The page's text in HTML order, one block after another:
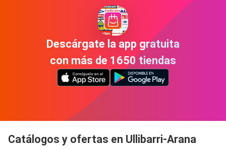
Descárgate la app gratuita
con más de 1650 tiendas
Catálogos y ofertas en Ullibarri-Arana